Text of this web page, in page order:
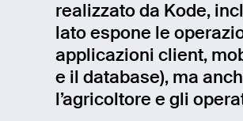
realizzato da Kode,
lato espone le
applicazioni client,
e il database), ma
l’agricoltore e gli